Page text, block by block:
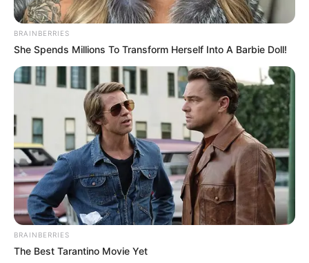
BRAINBERRIES
She Spends Millions To Transform Herself Into A Barbie Doll!
BRAINBERRIES
The Best Tarantino Movie Yet